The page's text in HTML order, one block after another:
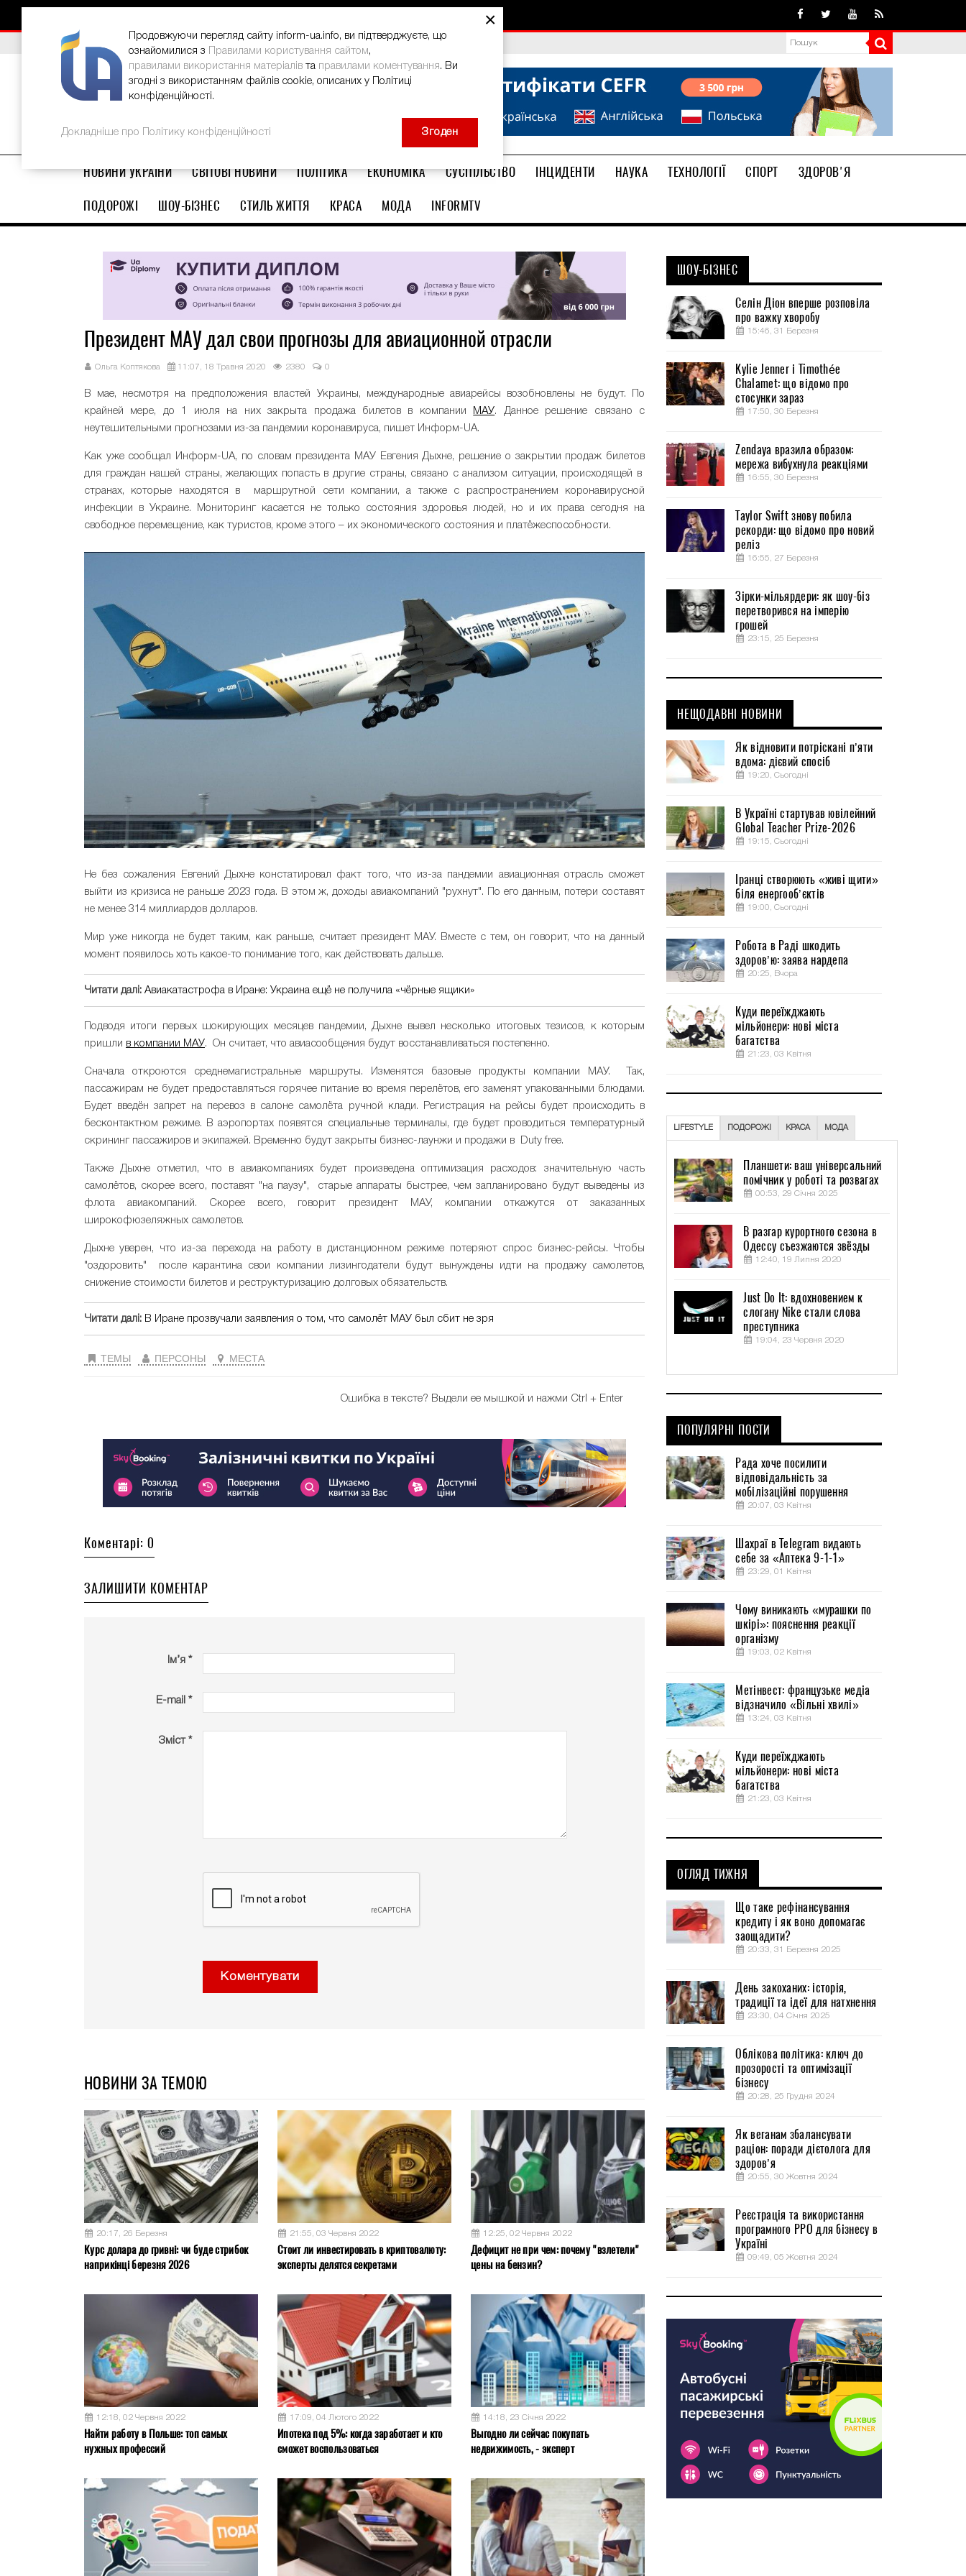
ВИБІР РЕДАКЦІЇ В Україні стартував ювілейний Global Teacher Prize-2026
НОВИНИ УКРАЇНИ СВІТОВІ НОВИНИ ПОЛІТИКА ЕКОНОМІКА СУСПІЛЬСТВО ІНЦИДЕНТИ НАУКА ТЕХНОЛОГІЇ СПОРТ
ЗДОРОВ'Я
ПОДОРОЖІ
ШОУ-БІЗНЕС СТИЛЬ ЖИТТЯ КРАСА МОДА INFORMTV
Президент МАУ дал свои прогнозы для авиационной отрасли
Ольга Коптякова 11:07, 18 Травня 2020 2380 0
В мае, несмотря на предположения властей Украины, международные авиарейсы возобновлены не будут. По
крайней мере, до 1 июля на них закрыта продажа билетов в компании
МАУ. Данное решение связано с
неутешительными прогнозами из-за пандемии коронавируса, пишет Информ-UA.
Как уже сообщал Информ-UA, по словам президента МАУ Евгения Дыхне, решение о закрытии продаж билетов
для граждан нашей страны, желающих попасть в другие страны, связано с анализом ситуации, происходящей в
странах, которые находятся в маршрутной сети компании, а также с распространением коронавирусной
инфекции в Украине. Мониторинг касается не только состояния здоровья людей, но и их права сегодня на
свободное перемещение, как туристов, кроме этого – их экономического состояния и платёжеспособности.
Не без сожаления Евгений Дыхне констатировал факт того, что из-за пандемии авиационная отрасль сможет
выйти из кризиса не раньше 2023 года. В этом ж, доходы авиакомпаний "рухнут". По его данным, потери составят
не менее 314 миллиардов долларов.
Мир уже никогда не будет таким, как раньше, считает президент МАУ. Вместе с тем, он говорит, что на данный
момент появилось хоть какое-то понимание того, как действовать дальше.
Читати далі: Авиакатастрофа в Иране: Украина ещё не получила «чёрные ящики»
Подводя итоги первых шокирующих месяцев пандемии, Дыхне вывел несколько итоговых тезисов, к которым
пришли в компании МАУ. Он считает, что авиасообщения будут восстанавливаться постепенно.
Сначала откроются среднемагистральные маршруты. Изменятся базовые продукты компании МАУ. Так,
пассажирам не будет предоставляться горячее питание во время перелётов, его заменят упакованными блюдами.
Будет введён запрет на перевоз в салоне самолёта ручной клади. Регистрация на рейсы будет происходить в
бесконтактном режиме. В аэропортах появятся специальные терминалы, где будет проводиться температурный
скрининг пассажиров и экипажей. Временно будут закрыты бизнес-лаунжи и продажи в Duty free.
Также Дыхне отметил, что в авиакомпаниях будет произведена оптимизация расходов: значительную часть
самолётов, скорее всего, поставят "на паузу", старые аппараты быстрее, чем запланировано будут выведены из
флота авиакомпаний. Скорее всего, говорит президент МАУ, компании откажутся от заказанных
широкофюзеляжных самолетов.
Дыхне уверен, что из-за перехода на работу в дистанционном режиме потеряют спрос бизнес-рейсы. Чтобы
"оздоровить" после карантина свои компании лизингодатели будут вынуждены идти на продажу самолетов,
снижение стоимости билетов и реструктуризацию долговых обязательств.
Читати далі: В Иране прозвучали заявления о том, что самолёт МАУ был сбит не зря
ТЕМЫ ПЕРСОНЫ МЕСТА
Ошибка в тексте? Выдели ее мышкой и нажми Ctrl + Enter
Коментарі: 0
ЗАЛИШИТИ КОМЕНТАР
Ім’я *
E-mail *
Зміст *
Коментувати
НОВИНИ ЗА ТЕМОЮ
20:17, 26 Березня
Курс долара до гривні: чи буде стрибок
наприкінці березня 2026
21:55, 03 Червня 2022
Стоит ли инвестировать в криптовалюту:
эксперты делятся секретами
12:25, 02 Червня 2022
Дефицит не при чем: почему "взлетели"
цены на бензин?
12:18, 02 Червня 2022
Найти работу в Польше: топ самых
нужных профессий
17:09, 04 Лютого 2022
Ипотека под 5%: когда заработает и кто
сможет воспользоваться
14:18, 23 Січня 2022
Выгодно ли сейчас покупать
недвижимость, - эксперт
ШОУ-БІЗНЕС
Селін Діон вперше розповіла
про важку хворобу
15:46, 31 Березня
Kylie Jenner і Timothée
Chalamet: що відомо про
стосунки зараз
17:50, 30 Березня
Zendaya вразила образом:
мережа вибухнула реакціями
16:55, 30 Березня
Taylor Swift знову побила
рекорди: що відомо про новий
реліз
16:55, 27 Березня
Зірки-мільярдери: як шоу-біз
перетворився на імперію
грошей
23:15, 25 Березня
НЕЩОДАВНІ НОВИНИ
Як відновити потріскані п’яти
вдома: дієвий спосіб
19:20, Сьогодні
В Україні стартував ювілейний
Global Teacher Prize-2026
19:15, Сьогодні
Іранці створюють «живі щити»
біля енергооб’єктів
19:00, Сьогодні
Робота в Раді шкодить
здоров’ю: заява нардепа
20:25, Вчора
Куди переїжджають
мільйонери: нові міста
багатства
21:23, 03 Квітня
LIFESTYLE ПОДОРОЖІ КРАСА МОДА
Планшети: ваш універсальний
помічник у роботі та розвагах
00:53, 29 Січня 2025
В разгар курортного сезона в
Одессу съезжаются звёзды
12:40, 19 Липня 2020
Just Do It: вдохновением к
слогану Nike стали слова
преступника
19:04, 23 Червня 2020
ПОПУЛЯРНІ ПОСТИ
Рада хоче посилити
відповідальність за
мобілізаційні порушення
20:07, 03 Квітня
Шахраї в Telegram видають
себе за «Аптека 9-1-1»
23:29, 01 Квітня
Чому виникають «мурашки по
шкірі»: пояснення реакції
організму
19:03, 02 Квітня
Метінвест: французьке медіа
відзначило «Вільні хвилі»
13:24, 03 Квітня
Куди переїжджають
мільйонери: нові міста
багатства
21:23, 03 Квітня
ОГЛЯД ТИЖНЯ
Що таке рефінансування
кредиту і як воно допомагає
заощадити?
20:33, 31 Березня 2025
День закоханих: історія,
традиції та ідеї для натхнення
23:30, 04 Січня 2025
Облікова політика: ключ до
прозорості та оптимізації
бізнесу
20:28, 25 Грудня 2024
Як веганам збалансувати
раціон: поради дієтолога для
здоров’я
20:55, 30 Жовтня 2024
Реєстрація та використання
програмного РРО для бізнесу в
Україні
09:49, 05 Жовтня 2024
×
Продовжуючи перегляд сайту inform-ua.info, ви підтверджуєте, що
ознайомилися з
Правилами користування сайтом,
правилами використання матеріалів та правилами коментування. Ви
згодні з використанням файлів cookie, описаних у Політиці
конфіденційності.
Докладніше про Політику конфіденційності Згоден